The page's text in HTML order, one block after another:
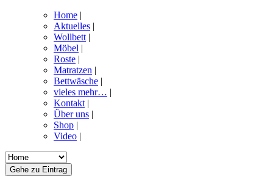
Home |
Aktuelles |
Wollbett |
Möbel |
Roste |
Matratzen |
Bettwäsche |
vieles mehr… |
Kontakt |
Über uns |
Shop |
Video |